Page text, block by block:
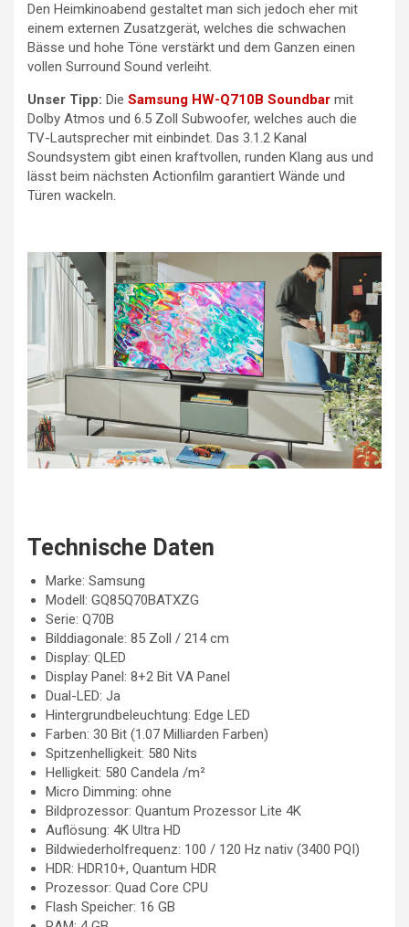
Den Heimkinoabend gestaltet man sich jedoch eher mit
einem externen Zusatzgerät, welches die schwachen
Bässe und hohe Töne verstärkt und dem Ganzen einen
vollen Surround Sound verleiht.
Unser Tipp: Die Samsung HW-Q710B Soundbar mit
Dolby Atmos und 6.5 Zoll Subwoofer, welches auch die
TV-Lautsprecher mit einbindet. Das 3.1.2 Kanal
Soundsystem gibt einen kraftvollen, runden Klang aus und
lässt beim nächsten Actionfilm garantiert Wände und
Türen wackeln.
Technische Daten
Marke: Samsung
Modell: GQ85Q70BATXZG
Serie: Q70B
Bilddiagonale: 85 Zoll / 214 cm
Display: QLED
Display Panel: 8+2 Bit VA Panel
Dual-LED: Ja
Hintergrundbeleuchtung: Edge LED
Farben: 30 Bit (1.07 Milliarden Farben)
Spitzenhelligkeit: 580 Nits
Helligkeit: 580 Candela /m²
Micro Dimming: ohne
Bildprozessor: Quantum Prozessor Lite 4K
Auflösung: 4K Ultra HD
Bildwiederholfrequenz: 100 / 120 Hz nativ (3400 PQI)
HDR: HDR10+, Quantum HDR
Prozessor: Quad Core CPU
Flash Speicher: 16 GB